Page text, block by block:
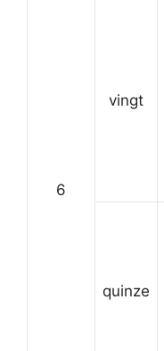
6
vingt
quinze